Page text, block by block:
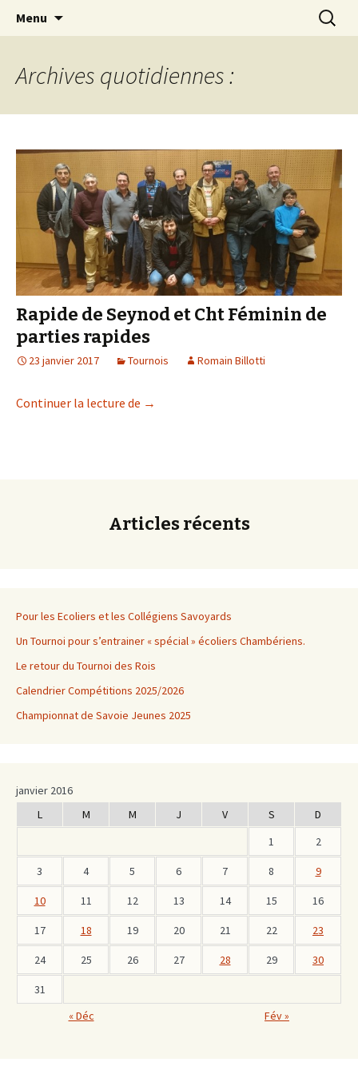
Club d échecs de l
agglomération
chambérienne
Les échecs pour tous
Menu
Archives quotidiennes :
Rapide de Seynod et Cht Féminin de
parties rapides
23 janvier 2017 Tournois Romain Billotti
Continuer la lecture de Rapide de Seynod et Cht Féminin de
→
Articles récents
Pour les Ecoliers et les Collégiens Savoyards
Un Tournoi pour s’entrainer « spécial » écoliers Chambériens.
Le retour du Tournoi des Rois
Calendrier Compétitions 2025/2026
Championnat de Savoie Jeunes 2025
janvier 2016
L
M M J V S
D
1
2
3 4 5 6 7 8 9
10 11 12 13 14 15 16
17 18 19 20 21 22 23
24 25 26 27 28 29 30
31
« Déc
Fév »